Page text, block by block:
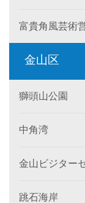
富貴角風芸術
金山区
獅頭山公園
中角湾
金山ビジター
跳石海岸